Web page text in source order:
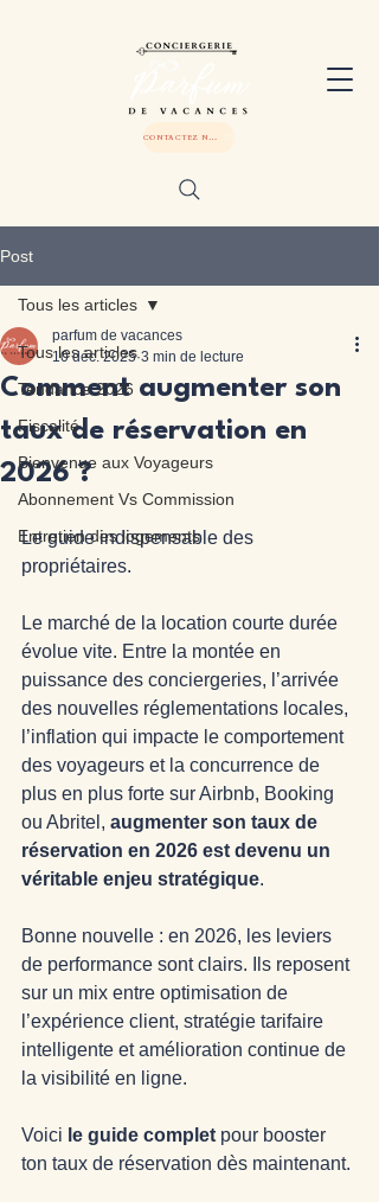
CONTACTEZ NOUS
Post
Tous les articles
Tendance 2026
Fiscalité
Bienvenue aux Voyageurs
Abonnement Vs Commission
Entretien des logements
Tous les articles
Comment augmenter son
taux de réservation en
2026 ?
parfum de vacances
10 déc. 2025 3 min de lecture
Le guide indispensable des
propriétaires.
Le marché de la location courte durée
évolue vite. Entre la montée en
puissance des conciergeries, l’arrivée
des nouvelles réglementations locales,
l’inflation qui impacte le comportement
des voyageurs et la concurrence de
plus en plus forte sur Airbnb, Booking
ou Abritel, augmenter son taux de
réservation en 2026 est devenu un
véritable enjeu stratégique.
Bonne nouvelle : en 2026, les leviers
de performance sont clairs. Ils reposent
sur un mix entre optimisation de
l’expérience client, stratégie tarifaire
intelligente et amélioration continue de
la visibilité en ligne.
Voici le guide complet pour booster
ton taux de réservation dès maintenant.